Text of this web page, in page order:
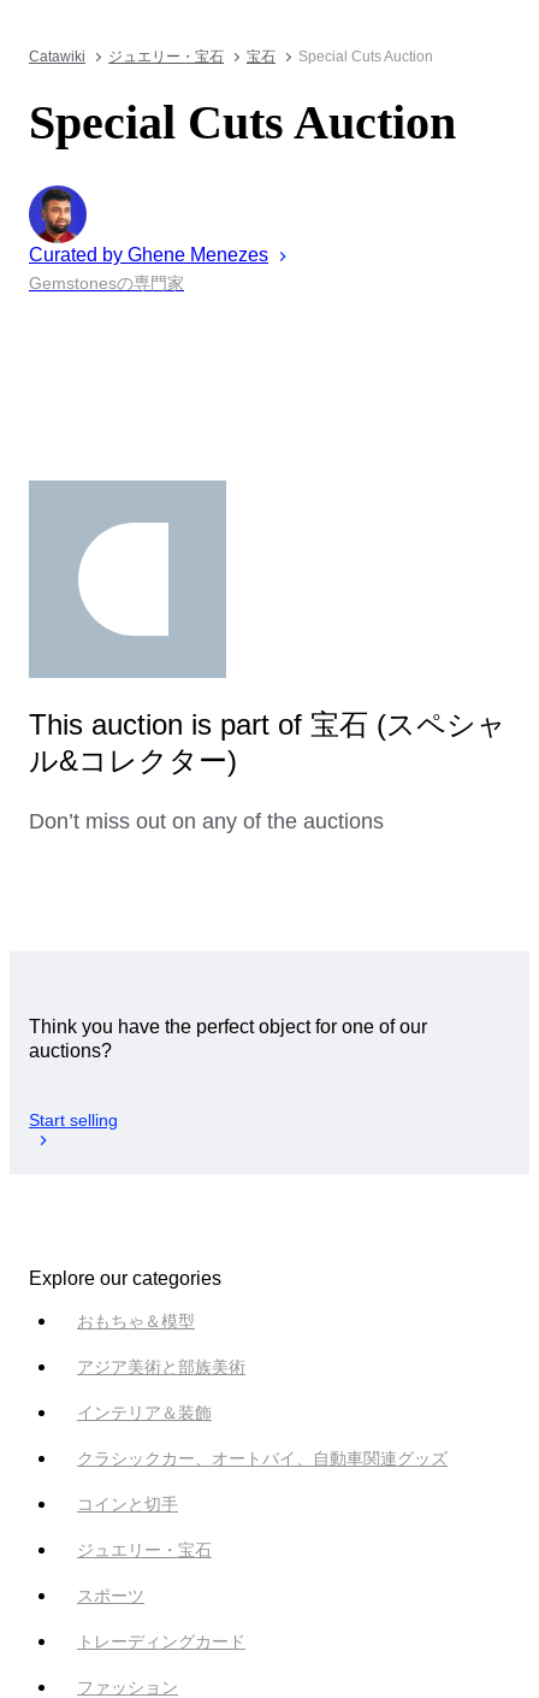
Catawiki ジュエリー・宝石 宝石 Special Cuts Auction
Special Cuts Auction
Curated by Ghene Menezes
Gemstonesの専門家
This auction is part of 宝石 (スペシャ
ル&コレクター)
Don’t miss out on any of the auctions
Think you have the perfect object for one of our
auctions?
Start selling
Explore our categories
おもちゃ＆模型
アジア美術と部族美術
インテリア＆装飾
クラシックカー、オートバイ、自動車関連グッズ
コインと切手
ジュエリー・宝石
スポーツ
トレーディングカード
ファッション